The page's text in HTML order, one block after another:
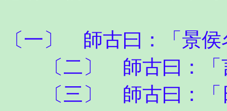
〔一〕 師古曰：「景
〔二〕 師古曰：「
〔三〕 師古曰：「日